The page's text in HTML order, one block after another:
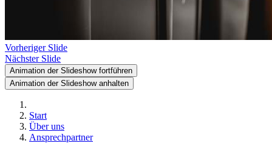
Vorheriger Slide
Nächster Slide
Animation der Slideshow fortführen
Animation der Slideshow anhalten
Start
Über uns
Ansprechpartner